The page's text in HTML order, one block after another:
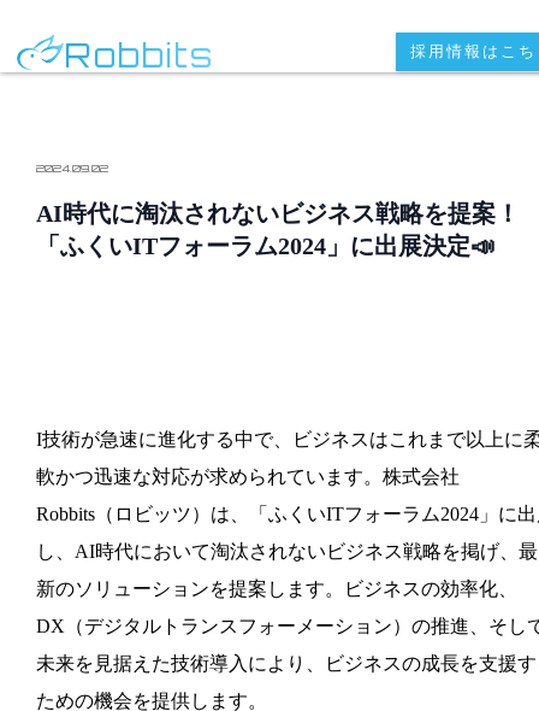
Robbits 採用情報はこ
2024.09.02
AI時代に淘汰されないビジネス戦略を提案！
「ふくいITフォーラム2024」に出展決定📣
I技術が急速に進化する中で、ビジネスはこれまで以上に
軟かつ迅速な対応が求められています。株式会社
Robbits（ロビッツ）は、「ふくいITフォーラム2024」に
し、AI時代において淘汰されないビジネス戦略を掲げ、最
新のソリューションを提案します。ビジネスの効率化、
DX（デジタルトランスフォーメーション）の推進、そし
未来を見据えた技術導入により、ビジネスの成長を支援
ための機会を提供します。